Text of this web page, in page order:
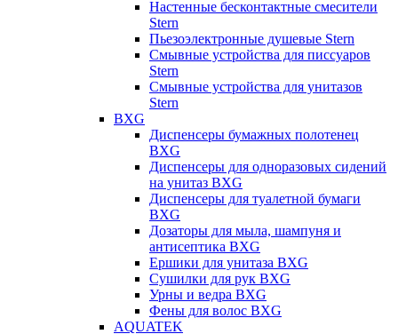
Настенные бесконтактные смесители
Stern
Пьезоэлектронные душевые Stern
Смывные устройства для писсуаров
Stern
Смывные устройства для унитазов
Stern
BXG
Диспенсеры бумажных полотенец
BXG
Диспенсеры для одноразовых сидений
на унитаз BXG
Диспенсеры для туалетной бумаги
BXG
Дозаторы для мыла, шампуня и
антисептика BXG
Ершики для унитаза BXG
Сушилки для рук BXG
Урны и ведра BXG
Фены для волос BXG
AQUATEK